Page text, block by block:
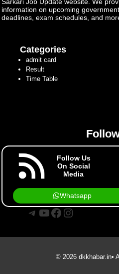
Sarkari Job Update website. We
information on upcoming
deadlines, exam schedules, and
Categories
admit card
Result
Time Table
Follow Us
On Social
Media
Whatsapp
Telegram
YouTube
Facebook
Instagram
© 2026 dkkhabar.in•